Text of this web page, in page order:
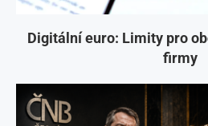
Digitální euro: Limity pro
firmy